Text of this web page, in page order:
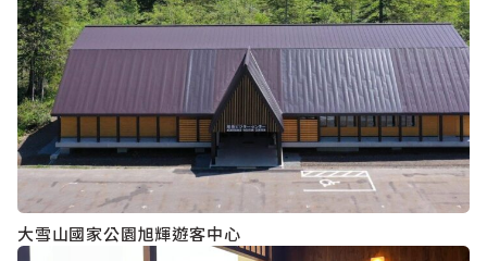
大雪山國家公園旭輝遊客中心